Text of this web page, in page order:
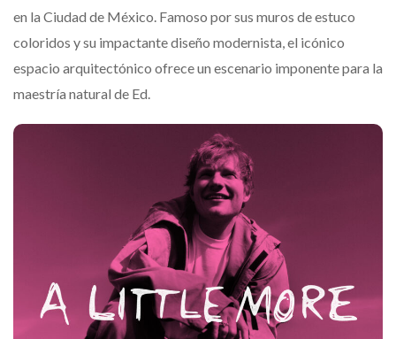
en la Ciudad de México. Famoso por sus muros de estuco
coloridos y su impactante diseño modernista, el icónico
espacio arquitectónico ofrece un escenario imponente para la
maestría natural de Ed.